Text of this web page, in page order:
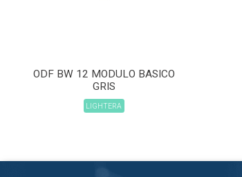
ODF BW 12 MODULO BASICO
GRIS
LIGHTERA